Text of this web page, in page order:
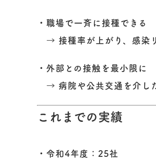
・職場で一斉に接種できる
→ 接種率が上がり、感染リ
・外部との接触を最小限に
→ 病院や公共交通を介した
これまでの実績
・令和4年度：25社